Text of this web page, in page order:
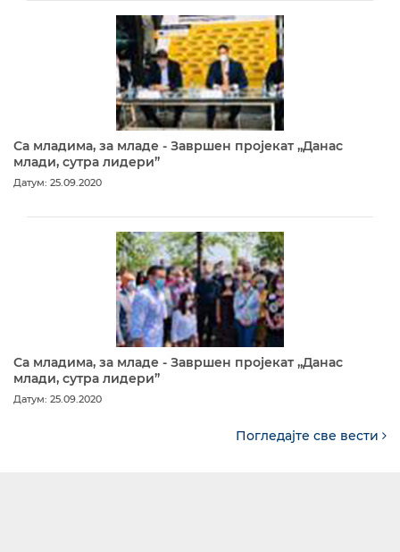
Са младима, за младе - Завршен пројекат „Данас
млади, сутра лидери”
Датум: 25.09.2020
Са младима, за младе - Завршен пројекат „Данас
млади, сутра лидери”
Датум: 25.09.2020
Погледајте све вести